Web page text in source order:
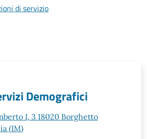
di servizio
Demografici
I, 3 18020 Borghetto
(IM)